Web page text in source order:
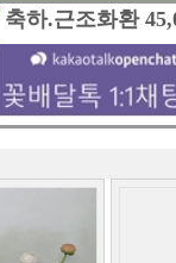
축하.근조화환